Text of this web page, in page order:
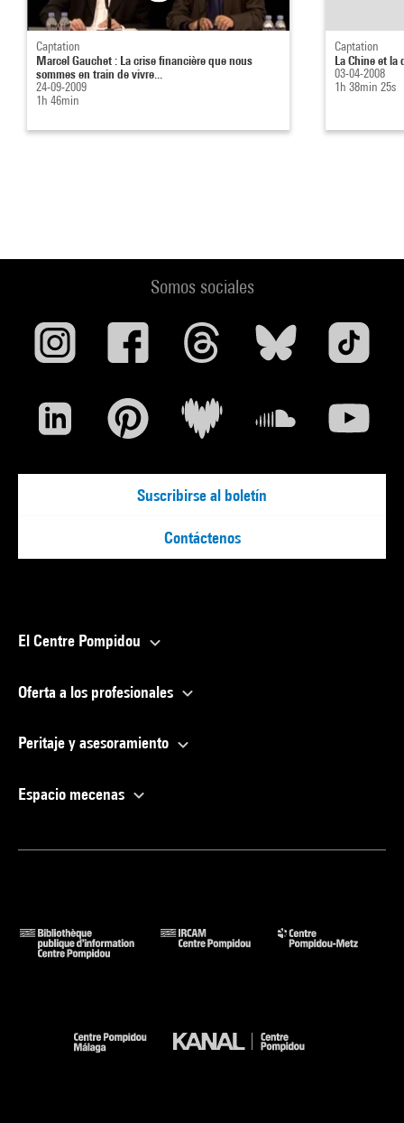
Captation
Marcel Gauchet : La crise financière que nous
sommes en train de vivre...
24-09-2009
1h 46min
Captation
La Chine et la
03-04-2008
1h 38min 25s
Somos sociales
Suscribirse al boletín
Contáctenos
El Centre Pompidou
Oferta a los profesionales
Peritaje y asesoramiento
Espacio mecenas